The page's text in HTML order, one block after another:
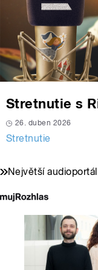
Stretnutie s
26. duben 2026
Stretnutie
Největší